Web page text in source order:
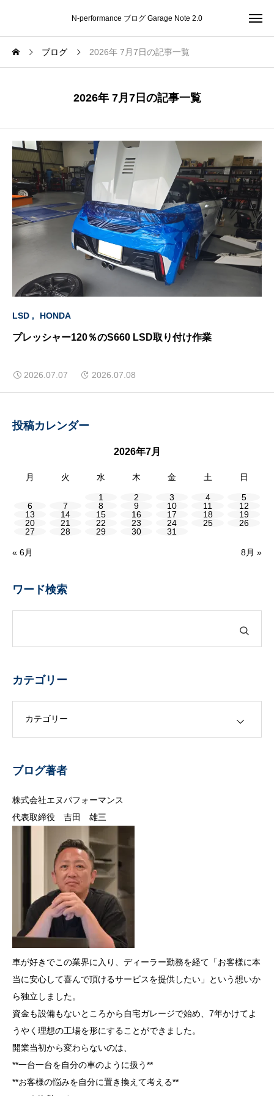
N-performance ブログ Garage Note 2.0
ブログ 2026年 7月7日の記事一覧
2026年 7月7日の記事一覧
LSD HONDA
プレッシャー120％のS660 LSD取り付け作業
2026.07.07 2026.07.08
投稿カレンダー
2026年7月
月 火 水 木 金 土 日
1 2 3 4
5
6
7 8 9 10 11
12
13
14 15 16 17 18
19
20
21 22 23 24 25
26
27
28 29 30 31
« 6月 8月 »
ワード検索
カテゴリー
ブログ著者
株式会社エヌパフォーマンス
代表取締役 吉田 雄三
車が好きでこの業界に入り、ディーラー勤務を経て「お客様に本
当に安心して喜んで頂けるサービスを提供したい」という想いか
ら独立しました。
資金も設備もないところから自宅ガレージで始め、7年かけてよ
うやく理想の工場を形にすることができました。
開業当初から変わらないのは、
**一台一台を自分の車のように扱う**
**お客様の悩みを自分に置き換えて考える**